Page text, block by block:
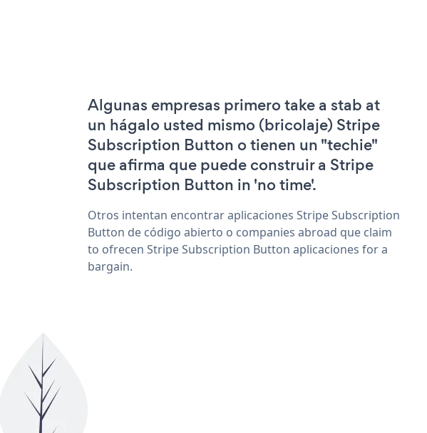
Algunas empresas primero take a stab at
un hágalo usted mismo (bricolaje) Stripe
Subscription Button o tienen un "techie"
que afirma que puede construir a Stripe
Subscription Button in 'no time'.
Otros intentan encontrar aplicaciones Stripe Subscription
Button de código abierto o companies abroad que claim
to ofrecen Stripe Subscription Button aplicaciones for a
bargain.